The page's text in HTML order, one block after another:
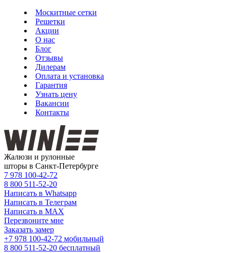
Москитные сетки
Решетки
Акции
О нас
Блог
Отзывы
Дилерам
Оплата и установка
Гарантия
Узнать цену
Вакансии
Контакты
Жалюзи и рулонные
шторы в Санкт-Петербурге
7 978 100-42-72
8 800 511-52-20
Написать в Whatsapp
Написать в Телеграм
Написать в MAX
Перезвоните мне
Заказать замер
+7 978 100-42-72 мобильный
8 800 511-52-20 бесплатный